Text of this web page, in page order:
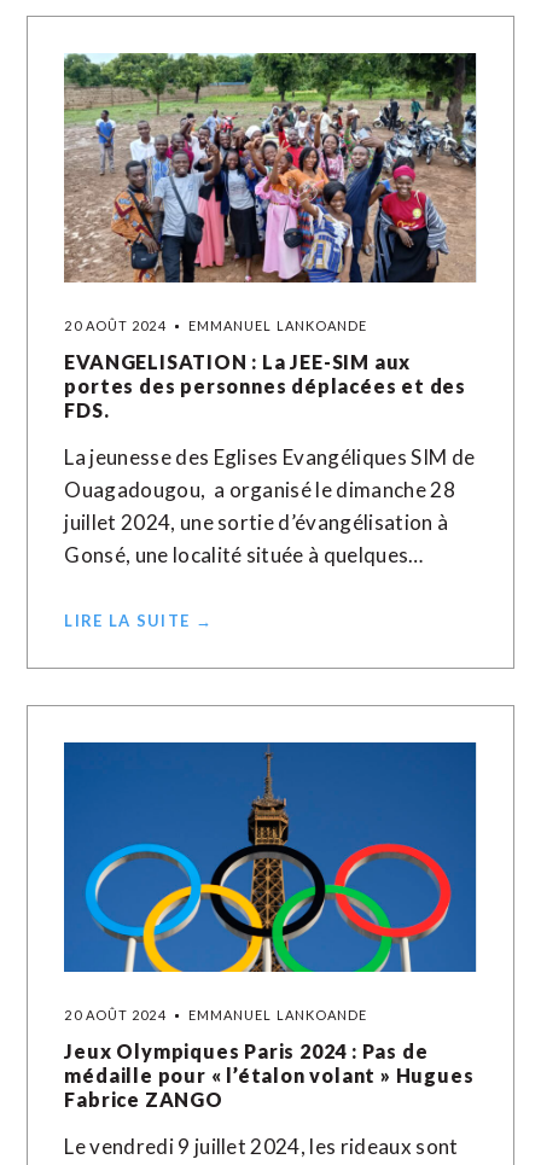
20 AOÛT 2024 EMMANUEL LANKOANDE
EVANGELISATION : La JEE-SIM aux
portes des personnes déplacées et des
FDS.
La jeunesse des Eglises Evangéliques SIM de
Ouagadougou, a organisé le dimanche 28
juillet 2024, une sortie d’évangélisation à
Gonsé, une localité située à quelques…
LIRE LA SUITE →
20 AOÛT 2024 EMMANUEL LANKOANDE
Jeux Olympiques Paris 2024 : Pas de
médaille pour « l’étalon volant » Hugues
Fabrice ZANGO
Le vendredi 9 juillet 2024, les rideaux sont